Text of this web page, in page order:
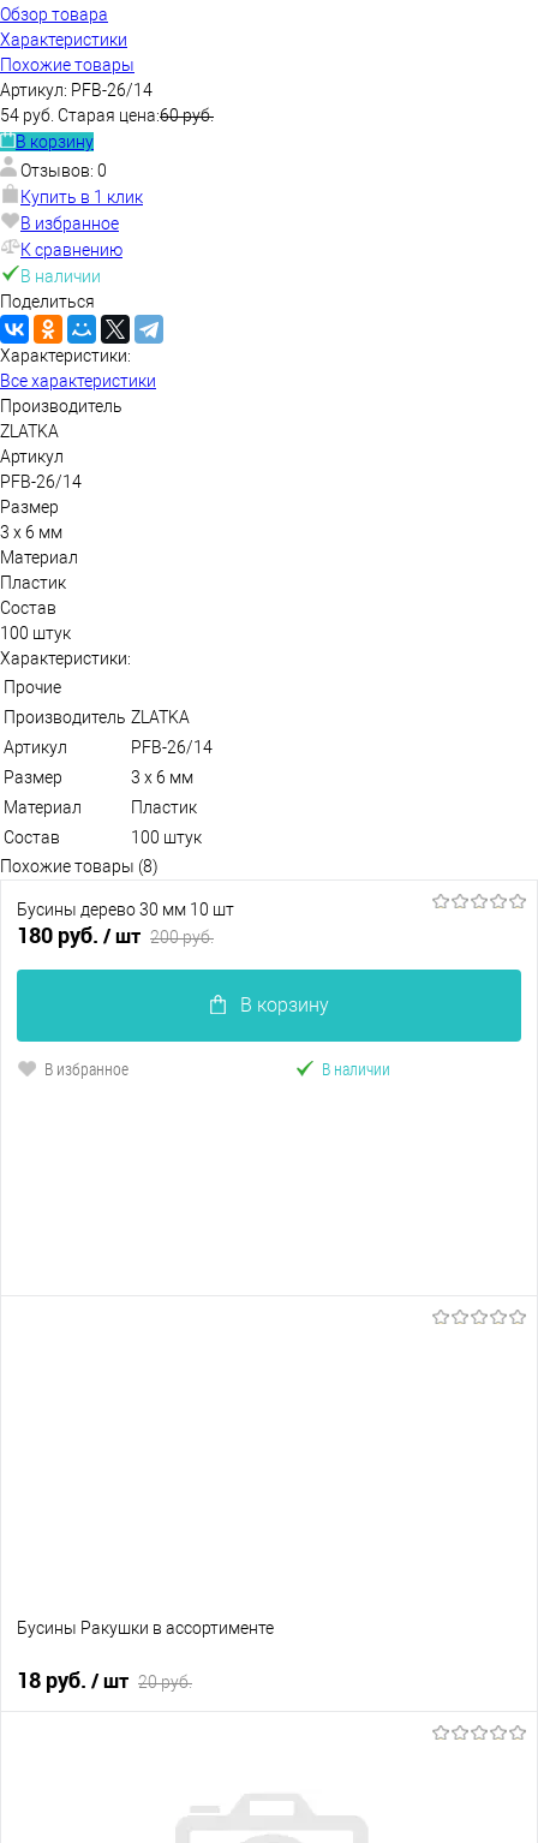
Обзор товара
Характеристики
Похожие товары
Артикул: PFB-26/14
54 руб. Старая цена:60 руб.
В корзину
Отзывов: 0
Купить в 1 клик
В избранное
К сравнению
В наличии
Поделиться
Характеристики:
Все характеристики
Производитель
ZLATKA
Артикул
PFB-26/14
Размер
3 х 6 мм
Материал
Пластик
Состав
100 штук
Характеристики:
Прочие
Производитель ZLATKA
Артикул
PFB-26/14
Размер
3 х 6 мм
Материал
Пластик
Состав
100 штук
Похожие товары (8)
Бусины дерево 30 мм 10 шт
180 руб. / шт 200 руб.
В корзину
В избранное В наличии
Бусины Ракушки в ассортименте
18 руб. / шт 20 руб.
В наличии